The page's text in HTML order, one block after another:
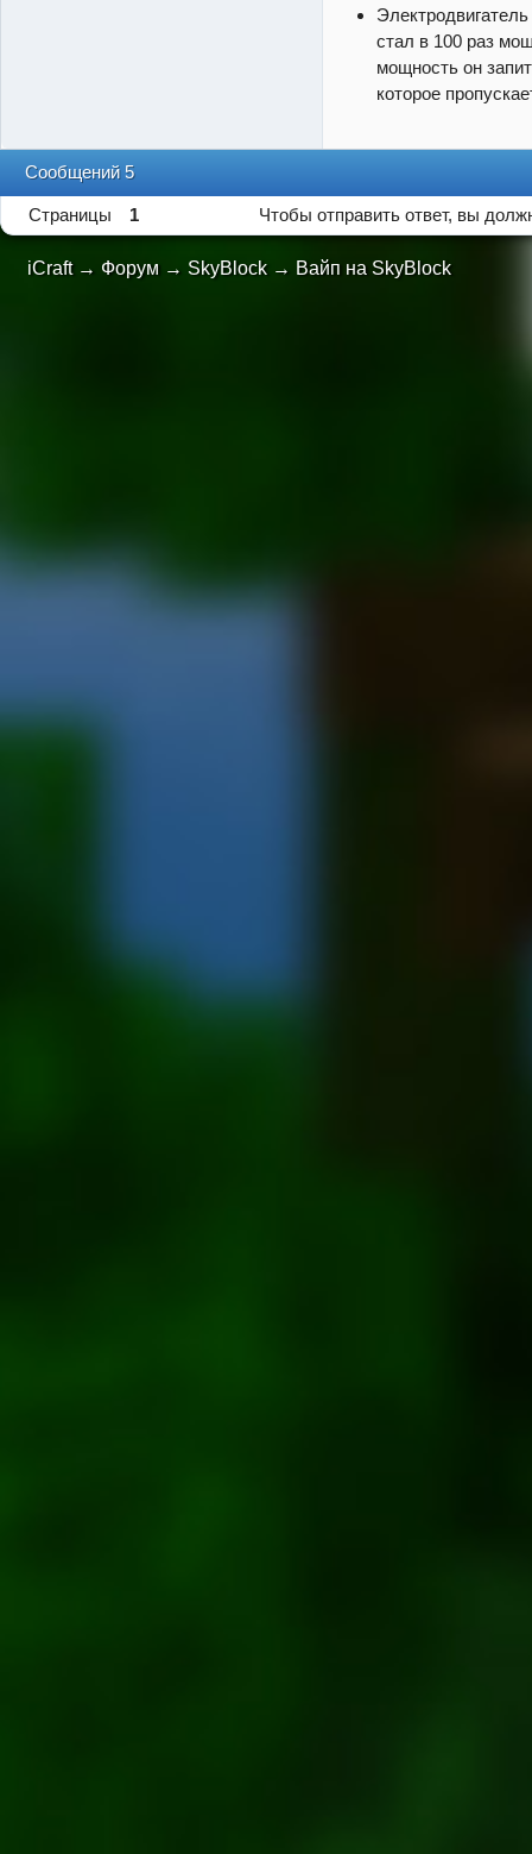
стал в 100 раз
мощность он
которое
Сообщений 5
Страницы 1 Чтобы отправить ответ, вы
iCraft → Форум → SkyBlock → Вайп на SkyBlock